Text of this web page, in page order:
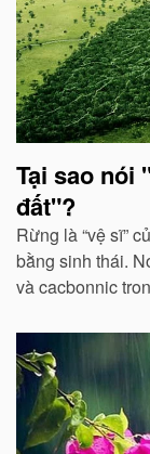
Tại sao nói
đất"?
Rừng là “vệ sĩ”
bằng sinh thái.
và cacbonnic
các chất thải,
môi trường...